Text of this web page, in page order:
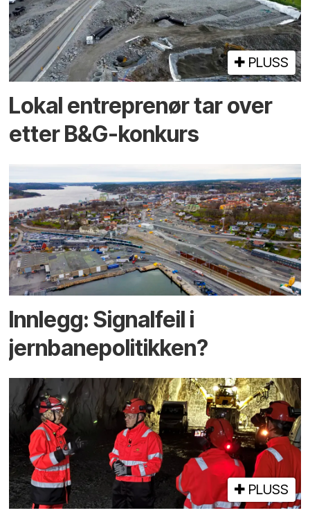
PLUSS
Lokal entreprenør tar over
etter B&G-konkurs
Innlegg: Signalfeil i
jernbanepolitikken?
PLUSS